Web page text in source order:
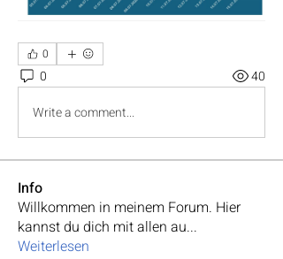
0
0
40
Write a comment...
Info
Willkommen in meinem Forum. Hier
kannst du dich mit allen au...
Weiterlesen